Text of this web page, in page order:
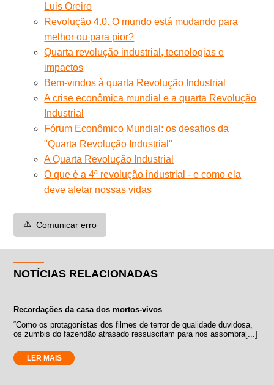
Luis Oreiro
Revolução 4.0. O mundo está mudando para
melhor ou para pior?
Quarta revolução industrial, tecnologias e
impactos
Bem-vindos à quarta Revolução Industrial
A crise econômica mundial e a quarta Revolução
Industrial
Fórum Econômico Mundial: os desafios da
"Quarta Revolução Industrial"
A Quarta Revolução Industrial
O que é a 4ª revolução industrial - e como ela
deve afetar nossas vidas
⚠️ Comunicar erro
NOTÍCIAS RELACIONADAS
Recordações da casa dos mortos-vivos
“Como os protagonistas dos filmes de terror de qualidade duvidosa,
os zumbis do fazendão atrasado ressuscitam para nos assombra[...]
LER MAIS